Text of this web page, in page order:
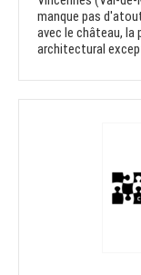
manque pas
avec le château,
architectural